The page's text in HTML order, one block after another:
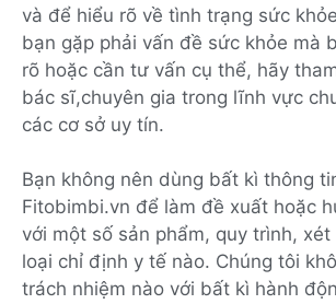
và để hiểu rõ về tình trạng sức
bạn gặp phải vấn đề sức khỏe mà
rõ hoặc cần tư vấn cụ thể, hãy
bác sĩ,chuyên gia trong lĩnh vực
các cơ sở uy tín.
Bạn không nên dùng bất kì thông
Fitobimbi.vn để làm đề xuất hoặc
với một số sản phẩm, quy trình,
loại chỉ định y tế nào. Chúng tôi
trách nhiệm nào với bất kì hành